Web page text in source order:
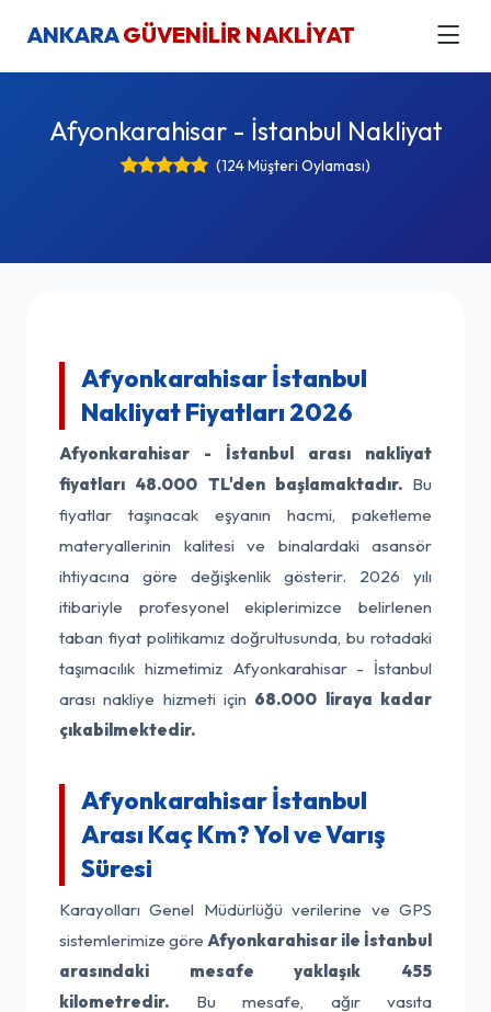
ANKARAGÜVENİLİR NAKLİYAT
Afyonkarahisar - İstanbul Nakliyat
(124 Müşteri Oylaması)
Afyonkarahisar İstanbul
Nakliyat Fiyatları 2026
Afyonkarahisar - İstanbul arası nakliyat
fiyatları 48.000 TL'den başlamaktadır.Bu
fiyatlar taşınacak eşyanın hacmi, paketleme
materyallerinin kalitesi ve binalardaki asansör
ihtiyacına göre değişkenlik gösterir. 2026 yılı
itibariyle profesyonel ekiplerimizce belirlenen
taban fiyat politikamız doğrultusunda, bu rotadaki
taşımacılık hizmetimiz Afyonkarahisar - İstanbul
arası nakliye hizmeti için 68.000 liraya kadar
çıkabilmektedir.
Afyonkarahisar İstanbul
Arası Kaç Km? Yol ve Varış
Süresi
Karayolları Genel Müdürlüğü verilerine ve GPS
sistemlerimize göre Afyonkarahisar ile İstanbul
arasındaki mesafe yaklaşık 455
kilometredir. Bu mesafe, ağır vasıta